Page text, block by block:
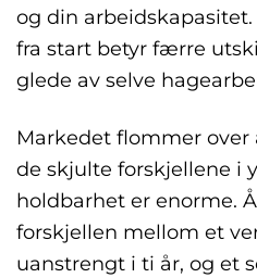
og din
fra start betyr færre
glede av selve
Markedet flommer
de skjulte forskjellene i
holdbarhet er enorme.
forskjellen mellom et
uanstrengt i ti år, og et